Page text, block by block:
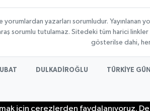
yorumlardan yazarları sorumludur.
sorumlu tutulamaz. Sitedeki tüm harici linkler
gösterilse dahi,
DULKADİROĞLU TÜRKİYE
için çerezlerden faydalanıyoruz.